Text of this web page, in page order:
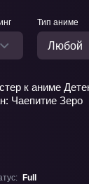
Тип аниме
Любой
Full